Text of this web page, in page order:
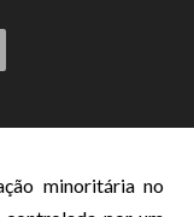
minoritária no